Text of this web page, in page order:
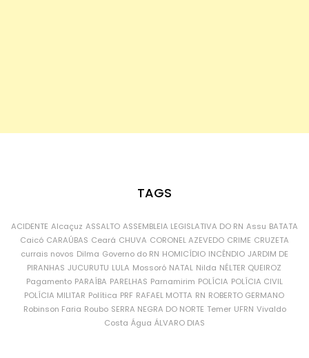
TAGS
ACIDENTE Alcaçuz ASSALTO ASSEMBLEIA LEGISLATIVA DO RN Assu BATATA
Caicó CARAÚBAS Ceará CHUVA CORONEL AZEVEDO CRIME CRUZETA
currais novos Dilma Governo do RN HOMICÍDIO INCÊNDIO JARDIM DE
PIRANHAS JUCURUTU LULA Mossoró NATAL Nilda NÉLTER QUEIROZ
Pagamento PARAÍBA PARELHAS Parnamirim POLÍCIA POLÍCIA CIVIL
POLÍCIA MILITAR Política PRF RAFAEL MOTTA RN ROBERTO GERMANO
Robinson Faria Roubo SERRA NEGRA DO NORTE Temer UFRN Vivaldo
Costa Água ÁLVARO DIAS